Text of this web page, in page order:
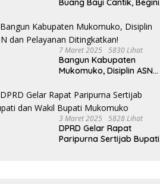
7 Maret 2025 5830 Lihat
Bangun Kabupaten
Mukomuko, Disiplin ASN
Ditingkatkan!
3 Maret 2025 5828 Lihat
DPRD Gelar Rapat
Paripurna Sertijab Bupati